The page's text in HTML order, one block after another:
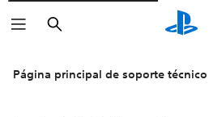
Buscar
Página principal de soporte técnico